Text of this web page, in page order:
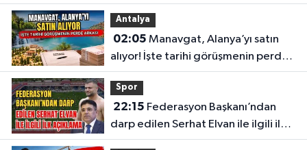
Antalya
02:05
alıyor! İşte tarihi görüşmenin perde
arkası
Spor
22:15
darp edilen Serhat Elvan ile ilgili ilk
açıklama